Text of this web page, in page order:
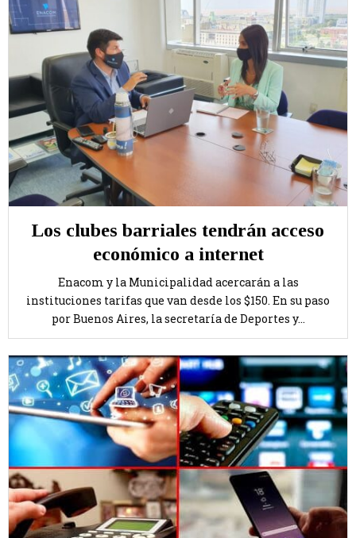
Los clubes barriales tendrán acceso
económico a internet
Enacom y la Municipalidad acercarán a las
instituciones tarifas que van desde los $150. En su paso
por Buenos Aires, la secretaría de Deportes y...